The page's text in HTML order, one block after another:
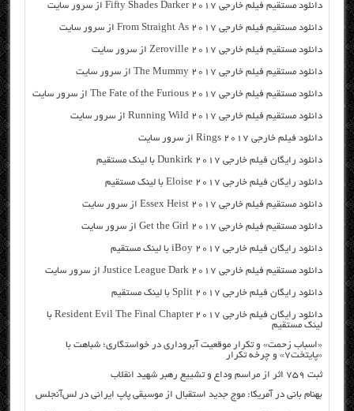
دانلود مستقیم فیلم خارجی Fifty Shades Darker 2017 از سرور سایت
دانلود مستقیم فیلم خارجی From Straight As 2017 از سرور سایت
دانلود مستقیم فیلم خارجی Zeroville 2017 از سرور سایت
دانلود مستقیم فیلم خارجی The Mummy 2017 از سرور سایت
دانلود مستقیم فیلم خارجی The Fate of the Furious 2017 از سرور سایت
دانلود مستقیم فیلم خارجی Running Wild 2017 از سرور سایت
دانلود فیلم خارجی Rings 2017 از سرور سایت
دانلود رایگان فیلم خارجی Dunkirk 2017 با لینک مستقیم
دانلود رایگان فیلم خارجی Eloise 2017 با لینک مستقیم
دانلود مستقیم فیلم خارجی Essex Heist 2017 از سرور سایت
دانلود مستقیم فیلم خارجی Get the Girl 2017 از سرور سایت
دانلود رایگان فیلم خارجی iBoy 2017 با لینک مستقیم
دانلود مستقیم فیلم خارجی Justice League Dark 2017 از سرور سایت
دانلود رایگان فیلم خارجی Split 2017 با لینک مستقیم
دانلود رایگان فیلم خارجی Resident Evil The Final Chapter 2017 با
لینک مستقیم
«اسباب زحمت» و تکرار موقعیت آبروداری در خواستگاری؛ شباهت با
«پایتخت۷» و چرخه تکرار
ثبت ۷۵۹ اثر از مراسم وداع و تشییع رهبر شهید انقلاب
بهنام بانی در آمریکا: موج جدید استقبال از موسیقی پاپ ایرانی در لس‌آنجلس